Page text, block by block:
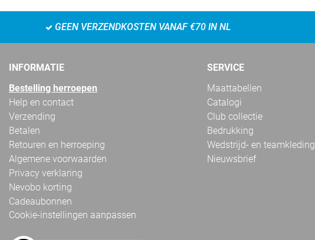
GEEN VERZENDKOSTEN VANAF €70 IN NL
INFORMATIE
Bestelling herroepen
Help en contact
Verzending
Betalen
Retouren en herroeping
Algemene voorwaarden
Privacy verklaring
Nevobo korting
Cadeaubonnen
Cookie-instellingen aanpassen
SERVICE
Maattabellen
Catalogi
Club collectie
Bedrukking
Wedstrijd- en teamkleding
Nieuwsbrief